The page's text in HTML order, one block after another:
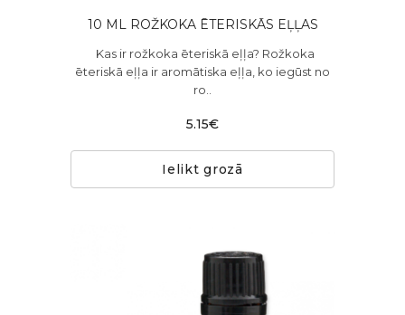
10 ML ROŽKOKA ĒTERISKĀS EĻĻAS
Kas ir rožkoka ēteriskā eļļa? Rožkoka
ēteriskā eļļa ir aromātiska eļļa, ko iegūst no
ro..
5.15€
Ielikt grozā